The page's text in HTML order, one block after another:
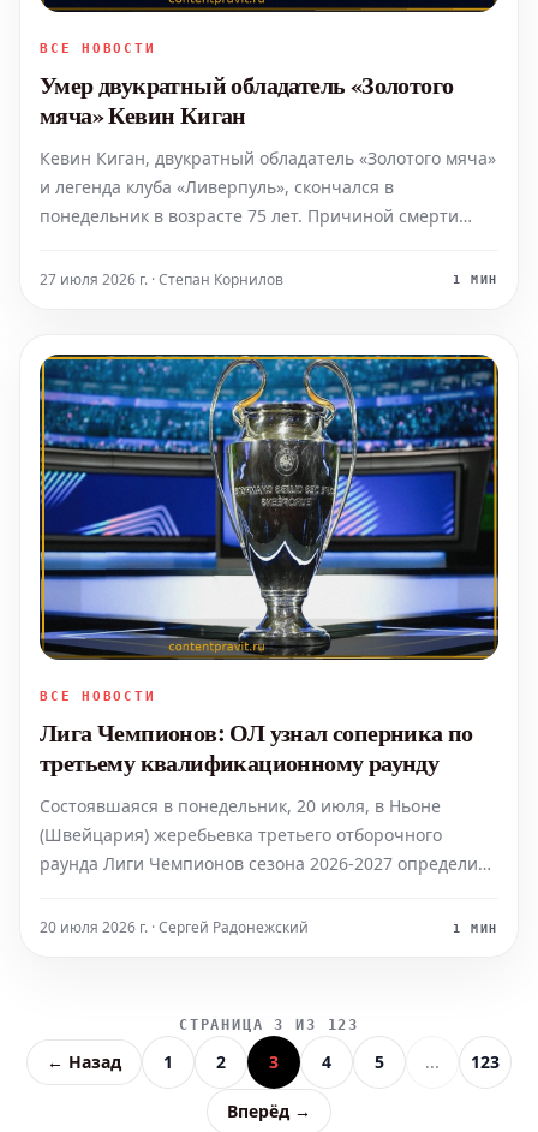
ВСЕ НОВОСТИ
Умер двукратный обладатель «Золотого
мяча» Кевин Киган
Кевин Киган, двукратный обладатель «Золотого мяча»
и легенда клуба «Ливерпуль», скончался в
понедельник в возрасте 75 лет. Причиной смерти
27 июля 2026 г. · Степан Корнилов 1 МИН
ВСЕ НОВОСТИ
Лига Чемпионов: ОЛ узнал соперника по
третьему квалификационному раунду
Состоявшаяся в понедельник, 20 июля, в Ньоне
(Швейцария) жеребьевка третьего отборочного
раунда Лиги Чемпионов сезона 2026-2027 определила
Олимпик Лион (ОЛ). Команда сыграет против
20 июля 2026 г. · Сергей Радонежский 1 МИН
СТРАНИЦА 3 ИЗ 123
← Назад 1 2 3 4 5 ... 123
Вперёд →